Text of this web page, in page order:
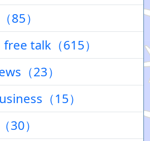
85）
talk（615）
（23）
（15）
30）